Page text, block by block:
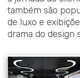
também são
de luxo e
drama do design